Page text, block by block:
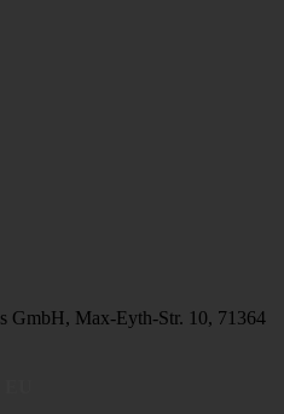
GmbH, Max-Eyth-Str. 10, 71364